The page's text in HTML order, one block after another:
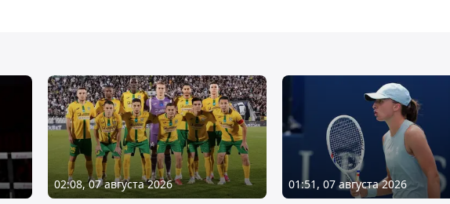
02:08, 07 августа 2026 01:51, 07 августа 2026